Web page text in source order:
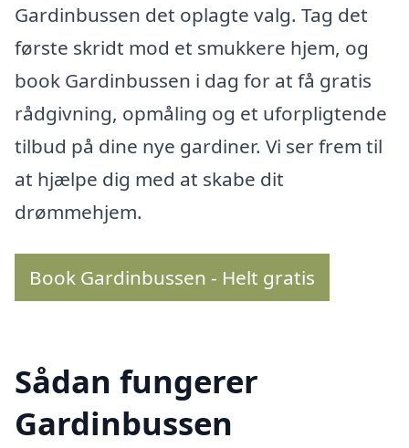
Gardinbussen det oplagte valg. Tag det
første skridt mod et smukkere hjem, og
book Gardinbussen i dag for at få gratis
rådgivning, opmåling og et uforpligtende
tilbud på dine nye gardiner. Vi ser frem til
at hjælpe dig med at skabe dit
drømmehjem.
Book Gardinbussen - Helt gratis
Sådan fungerer
Gardinbussen